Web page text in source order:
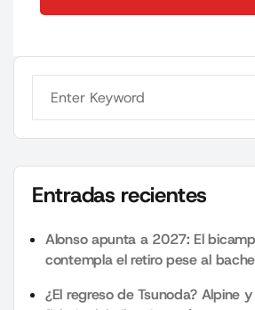
Entradas recientes
Alonso apunta a 2027: El
contempla el retiro pese al
¿El regreso de Tsunoda? Alpine